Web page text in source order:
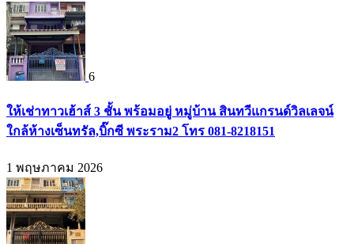
6
ให้เช่าทาวเฮ้าส์ 3 ชั้น พร้อมอยู่ หมู่บ้าน สินทวีแกรนด์วิลเลจน์
ใกล้ห้างเซ็นทรัล,บิ๊กซี พระราม2 โทร 081-8218151
1 พฤษภาคม 2026